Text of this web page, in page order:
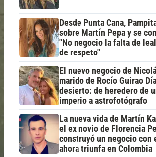
Desde Punta Cana,
sobre Martín Pepa y se
"No negocio la falta de
de respeto"
El nuevo negocio de
marido de Rocío Guirao
desierto: de heredero de
imperio a astrofotógrafo
La nueva vida de Martín
el ex novio de Florencia
construyó un negocio con
ahora triunfa en Colombia